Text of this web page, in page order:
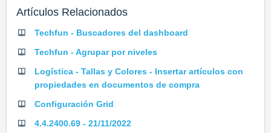
Artículos Relacionados
Techfun - Buscadores del dashboard
Techfun - Agrupar por niveles
Logística - Tallas y Colores - Insertar artículos con
propiedades en documentos de compra
Configuración Grid
4.4.2400.69 - 21/11/2022